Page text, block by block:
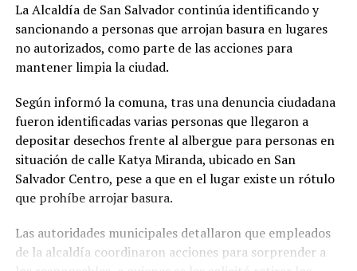
La Alcaldía de San Salvador continúa identificando y
sancionando a personas que arrojan basura en lugares
no autorizados, como parte de las acciones para
mantener limpia la ciudad.
Según informó la comuna, tras una denuncia ciudadana
fueron identificadas varias personas que llegaron a
depositar desechos frente al albergue para personas en
situación de calle Katya Miranda, ubicado en San
Salvador Centro, pese a que en el lugar existe un rótulo
que prohíbe arrojar basura.
Las autoridades municipales detallaron que empleados
de la alcaldía coordinaron acciones para sorprender a